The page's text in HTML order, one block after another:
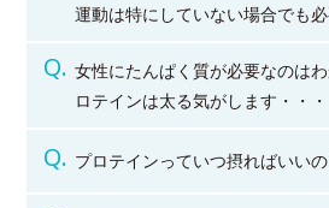
運動は特にしていない場合でも
女性にたんぱく質が必要なのは
ロテインは太る気がします・・・
プロテインっていつ摂ればいいの